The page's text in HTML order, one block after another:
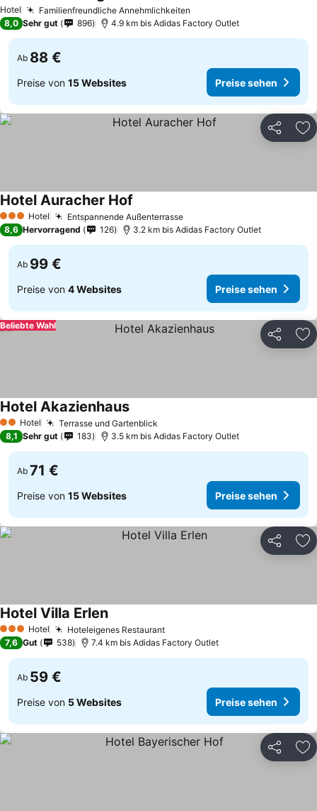
Hotel Familienfreundliche Annehmlichkeiten
8,0 Sehr gut 896 4.9 km bis Adidas Factory Outlet
Ab 88 €
Preise von 15 Websites Preise sehen
Teilen
3 SterneHotel Entspannende AußenterrassePreise sehen
Hotel Auracher Hof
8,6 Hervorragend 126 3.2 km bis Adidas Factory Outlet
Ab 99 €
Preise von 4 Websites Preise sehen
Teilen
Beliebte Wahl
2 Sterne
Hotel Terrasse und Gartenblick
Hotel AkazienhausPreise sehen
8,1 Sehr gut 183 3.5 km bis Adidas Factory Outlet
Ab 71 €
Preise von 15 Websites Preise sehen
Teilen
3 SterneHotel Hoteleigenes RestaurantPreise sehen
Hotel Villa ErlenPreise sehen
7,6 Gut 538 7.4 km bis Adidas Factory Outlet
Ab 59 €
Preise von 5 Websites Preise sehen
Teilen